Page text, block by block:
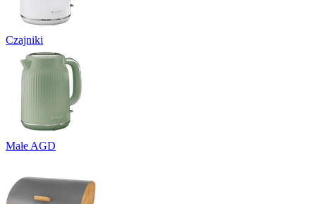
Czajniki
Małe AGD